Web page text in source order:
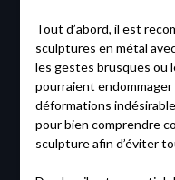
Tout d’abord, il est
sculptures en métal
les gestes brusques ou
pourraient
déformations
pour bien comprendre
sculpture afin d’éviter